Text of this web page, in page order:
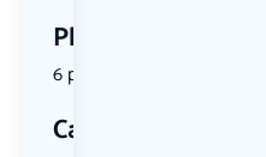
Plekken
6 plekken beschikbaar
Categorie